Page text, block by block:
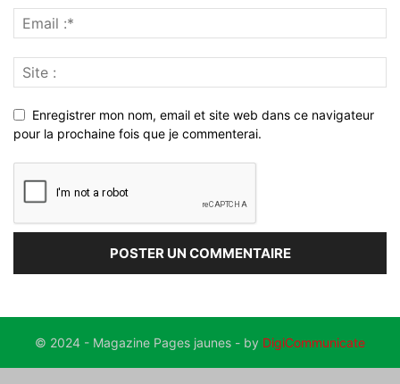
Enregistrer mon nom, email et site web dans ce navigateur
pour la prochaine fois que je commenterai.
© 2024 - Magazine Pages jaunes - by DigiCommunicate